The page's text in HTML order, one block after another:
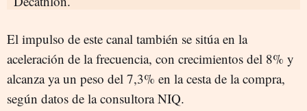
El impulso de este canal también se sitúa en la
aceleración de la frecuencia, con crecimientos del 8% y
alcanza ya un peso del 7,3% en la cesta de la compra,
según datos de la consultora NIQ.